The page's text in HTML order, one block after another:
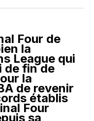
Four de
la
League qui
de fin de
la
de revenir
établis
Four
sa